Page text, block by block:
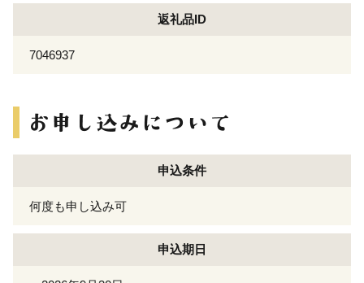
返礼品ID
7046937
申込条件
何度も申し込み可
申込期日